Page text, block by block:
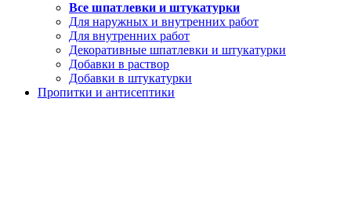
Все шпатлевки и штукатурки
Для наружных и внутренних работ
Для внутренних работ
Декоративные шпатлевки и штукатурки
Добавки в раствор
Добавки в штукатурки
Пропитки и антисептики